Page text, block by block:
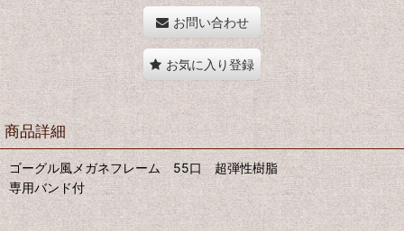
お問い合わせ
お気に入り登録
商品詳細
ゴーグル風メガネフレーム 55口 超弾性樹脂
専用バンド付